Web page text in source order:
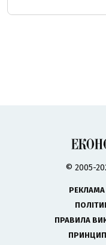
© 2005-
РЕКЛАМА
ПРАВИЛА